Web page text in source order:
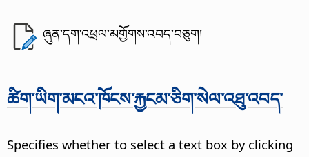
ཞུན་དག་འཕྲལ་མགྱོགས་འབད་བཅུག།
ཚིག་ཡིག་མངའ་ཁོངས་རྐྱངམ་ཅིག་སེལ་འཐུ་འབད་
Specifies whether to select a text box by clicking